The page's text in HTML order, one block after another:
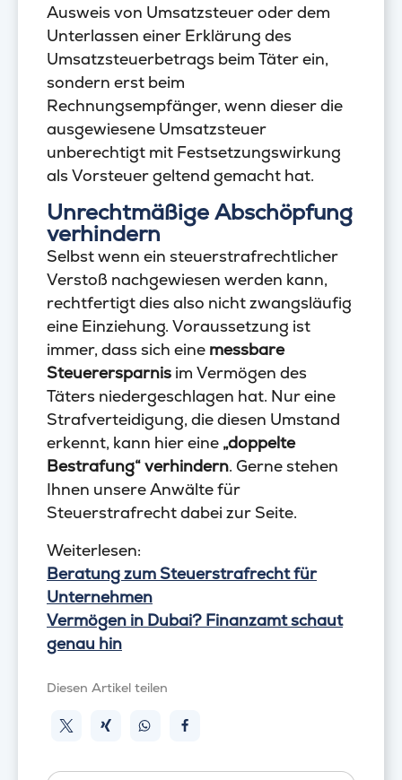
Ausweis von Umsatzsteuer oder dem
Unterlassen einer Erklärung des
Umsatzsteuerbetrags beim Täter ein,
sondern erst beim
Rechnungsempfänger, wenn dieser die
ausgewiesene Umsatzsteuer
unberechtigt mit Festsetzungswirkung
als Vorsteuer geltend gemacht hat.
Unrechtmäßige Abschöpfung
verhindern
Selbst wenn ein steuerstrafrechtlicher
Verstoß nachgewiesen werden kann,
rechtfertigt dies also nicht zwangsläufig
eine Einziehung. Voraussetzung ist
immer, dass sich eine messbare
Steuerersparnis im Vermögen des
Täters niedergeschlagen hat. Nur eine
Strafverteidigung, die diesen Umstand
erkennt, kann hier eine „doppelte
Bestrafung“ verhindern. Gerne stehen
Ihnen unsere Anwälte für
Steuerstrafrecht dabei zur Seite.
Weiterlesen:
Beratung zum Steuerstrafrecht für
Unternehmen
Vermögen in Dubai? Finanzamt schaut
genau hin
Diesen Artikel teilen